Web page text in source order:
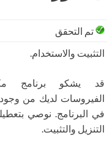
تم التحقق
التثبيت والاستخدام.
قد يشكو برنامج
الفيروسات لديك من
في البرنامج. نوصي
التنزيل والتثبيت.